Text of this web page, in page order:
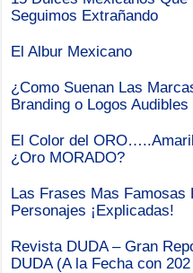
Seguimos Extrañando
El Albur Mexicano
¿Como Suenan Las
Branding o Logos
El Color del
¿Oro MORADO?
Las Frases Mas Famosas
Personajes ¡Explicadas!
Revista DUDA – Gran
DUDA (A la Fecha con